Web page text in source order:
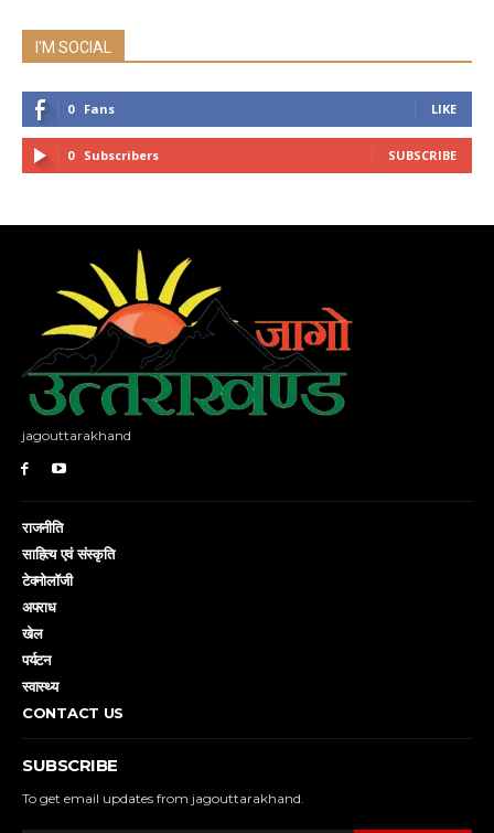
I'M SOCIAL
0 Fans LIKE
0 Subscribers SUBSCRIBE
jagouttarakhand
राजनीति
साहित्य एवं संस्कृति
टेक्नोलॉजी
अपराध
खेल
पर्यटन
स्वास्थ्य
CONTACT US
SUBSCRIBE
To get email updates from jagouttarakhand.